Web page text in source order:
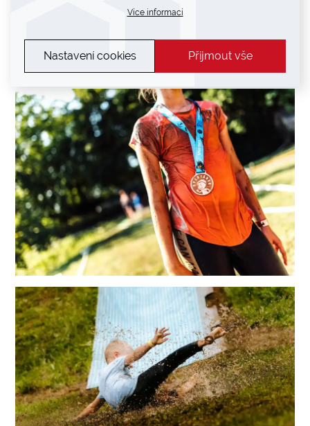
Více informací
Nastavení cookies Přijmout vše